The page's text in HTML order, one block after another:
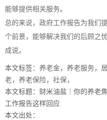
能够提供相关服务。
总的来说，政府工作报告为我们
个前景，能够解决我们的后顾之
成说。
本文标签： 养老金， 养老服务，
老， 养老保险， 社保，
本文标题：财米油盐｜你的养老
工作报告这样回应
本文出处：